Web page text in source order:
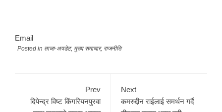
Email
Posted in ताजा-अपडेट, मुख्य समाचार, राजनीति
Prev
दिपेन्द्र विष्ट किंगरियनपुरवा
Next
कमरुद्दीन राईलाई समर्थन गर्दै